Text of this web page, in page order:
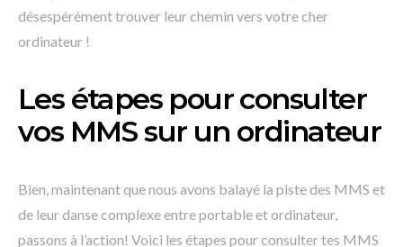
désespérément trouver leur chemin vers votre cher
ordinateur !
Les étapes pour consulter
vos MMS sur un ordinateur
Bien, maintenant que nous avons balayé la piste des MMS et
de leur danse complexe entre portable et ordinateur,
passons à l’action! Voici les étapes pour consulter tes MMS